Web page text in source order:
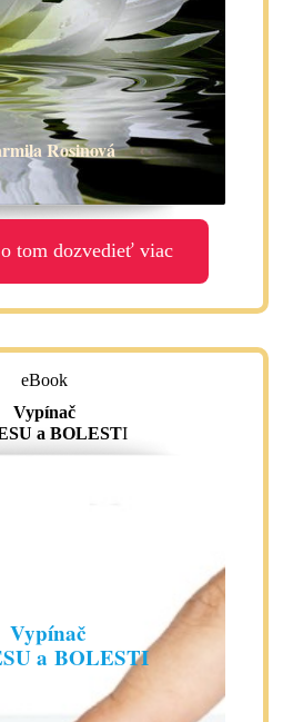
Rosinová
tom dozvedieť viac
eBook
Vypínač
a BOLESTI
Vypínač
a BOLESTI